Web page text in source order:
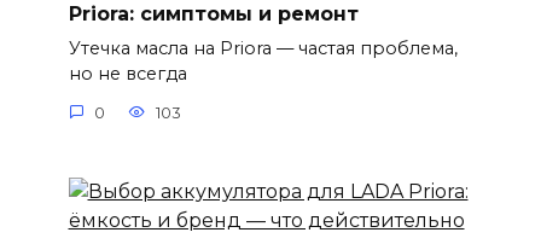
Priora: симптомы и ремонт
Утечка масла на Priora — частая проблема,
но не всегда
0 103